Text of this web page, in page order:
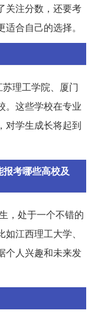
关注分数，还要考
合自己的选择。
理工学院、厦门
。这些学校在专业
对学生成长将起到
考哪些高校及
，处于一个不错的
江西理工大学、
个人兴趣和未来发